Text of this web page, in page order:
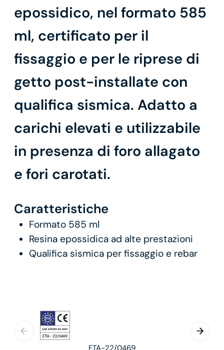
epossidico, nel formato 585
ml, certificato per il
fissaggio e per le riprese di
getto post-installate con
qualifica sismica. Adatto a
carichi elevati e utilizzabile
in presenza di foro allagato
e fori carotati.
Caratteristiche
Formato 585 ml
Resina epossidica ad alte prestazioni
Qualifica sismica per fissaggio e rebar
ETA-22/0469